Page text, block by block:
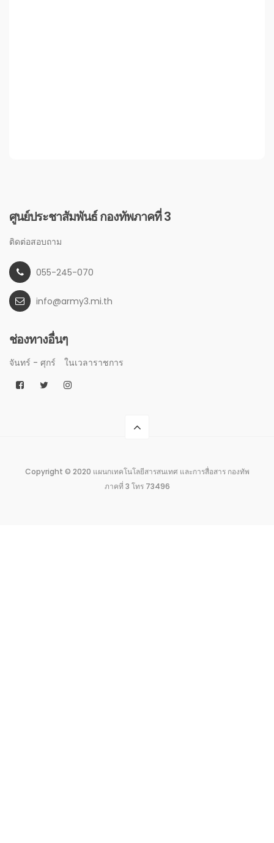
ศูนย์ประชาสัมพันธ์ กองทัพภาคที่ 3
ติดต่อสอบถาม
055-245-070
info@army3.mi.th
ช่องทางอื่นๆ
จันทร์ - ศุกร์ ในเวลาราชการ
Copyright © 2020 แผนกเทคโนโลยีสารสนเทศ และการสื่อสาร กองทัพ
ภาคที่ 3 โทร 73496